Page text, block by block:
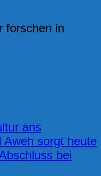
forschen in
ans
Aweh sorgt heute
bei